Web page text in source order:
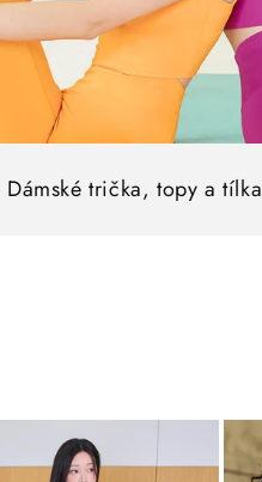
Dámské trička, topy a tílka